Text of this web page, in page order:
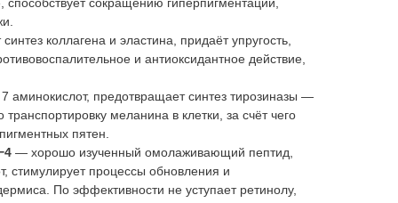
сокращению гиперпигментации,
коллагена и эластина, придаёт упругость,
и антиоксидантное действие,
аминокислот, предотвращает синтез тирозиназы —
меланина в клетки, за счёт чего
пятен.
— хорошо изученный омолаживающий пептид,
стимулирует процессы обновления и
По эффективности не уступает ретинолу,